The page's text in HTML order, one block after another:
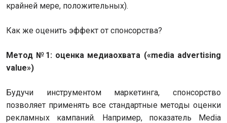
крайней мере, положительных).
Как же оценить эффект от спонсорства?
Метод №1: оценка медиаохвата («media advertising
value»)
Будучи инструментом маркетинга, спонсорство
позволяет применять все стандартные методы оценки
рекламных кампаний. Например, показатель Media